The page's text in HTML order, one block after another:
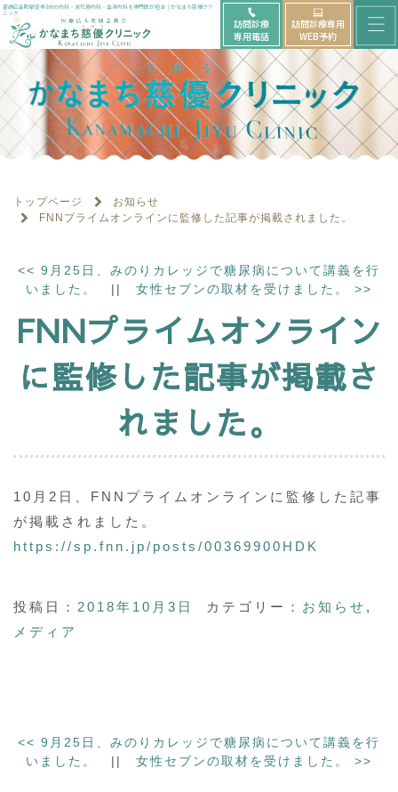
葛飾区金町駅徒歩3分の内科・消化器内科・血液内科を専門医が担当｜かなまち慈優クリ
ニック
訪問診療
専用電話
訪問診療専用
WEB予約
メ
ニ
ュ
ー
を
開
く
トップページ
お知らせ
FNNプライムオンラインに監修した記事が掲載されました。
<< 9月25日、みのりカレッジで糖尿病について講義を行
いました。
|| 女性セブンの取材を受けました。 >>
FNNプライムオンライン
に監修した記事が掲載さ
れました。
10月2日、FNNプライムオンラインに監修した記事
が掲載されました。
https://sp.fnn.jp/posts/00369900HDK
投稿日： 2018年10月3日 カテゴリー： お知らせ ,
メディア
<< 9月25日、みのりカレッジで糖尿病について講義を行
いました。
|| 女性セブンの取材を受けました。 >>